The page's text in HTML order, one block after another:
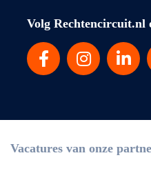
Volg Rechtencircuit.nl
Vacatures van onze